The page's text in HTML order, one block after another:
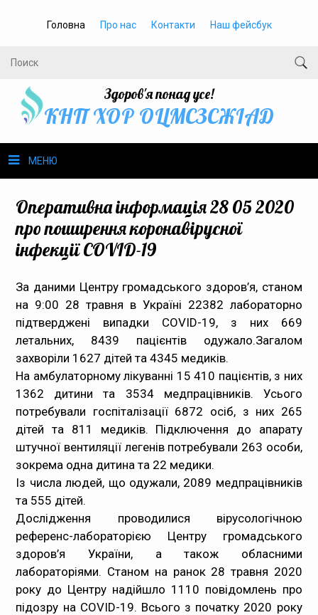
Головна Про нас Контакти Наш фейсбук
Здоров'я понад усе!
КНП ХОР ОЦМСЗСЖIАД
МЕНЮ
Громадське здоров’я
Громадянам
Медпрацівникам
Статистика
Документи
Контакти
Карта сайта
Оперативна інформація 28 05 2020
про поширення коронавірусної
інфекції COVID-19
За даними Центру громадського здоров’я, станом
на 9:00 28 травня в Україні 22382 лабораторно
підтверджені випадки COVID-19, з них 669
летальних, 8439 пацієнтів одужало.Загалом
захворіли 1627 дітей та 4345 медиків.
На амбулаторному лікуванні 15 410 пацієнтів, з них
1362 дитини та 3534 медпрацівників. Усього
потребували госпіталізації 6872 осіб, з них 265
дітей та 811 медиків. Підключення до апарату
штучної вентиляції легенів потребували 263 особи,
зокрема одна дитина та 22 медики.
Із числа людей, що одужали, 2089 медпрацівників
та 555 дітей.
Дослідження проводилися вірусологічною
референс-лабораторією Центру громадського
здоров’я України, а також обласними
лабораторіями. Станом на ранок 28 травня 2020
року до Центру надійшло 1110 повідомлень про
підозру на COVID-19. Всього з початку 2020 року